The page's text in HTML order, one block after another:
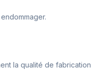
la qualité de